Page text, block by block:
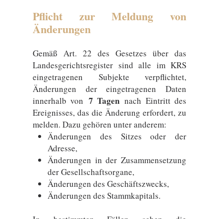
Pflicht zur Meldung von
Änderungen
Gemäß Art. 22 des Gesetzes über das
Landesgerichtsregister sind alle im KRS
eingetragenen Subjekte verpflichtet,
Änderungen der eingetragenen Daten
innerhalb von 7 Tagen nach Eintritt des
Ereignisses, das die Änderung erfordert, zu
melden. Dazu gehören unter anderem:
Änderungen des Sitzes oder der
Adresse,
Änderungen in der Zusammensetzung
der Gesellschaftsorgane,
Änderungen des Geschäftszwecks,
Änderungen des Stammkapitals.